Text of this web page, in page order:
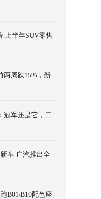
上半年SUV零售
两周跌15%，新
冠军还是它，二
车 广汽推出全
B01/B10配色座